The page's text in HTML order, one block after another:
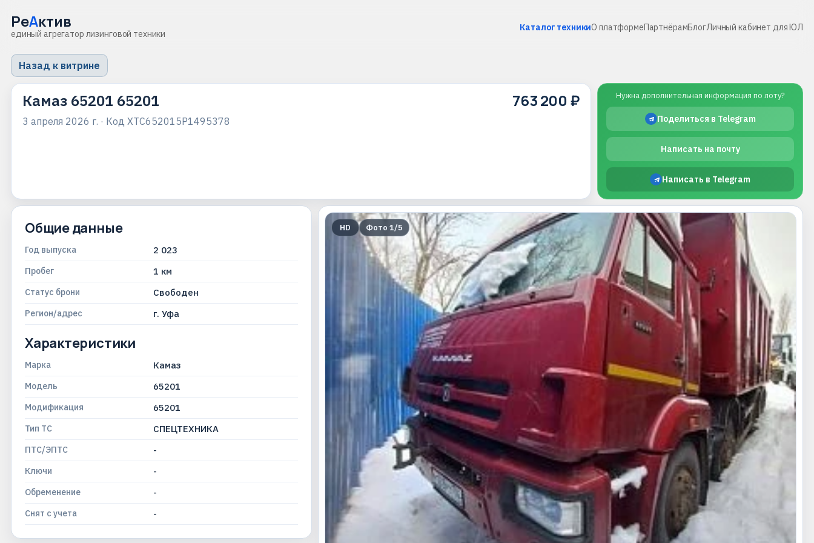
РеАктив
единый агрегатор лизинговой техники
Каталог техникиО платформеПартнёрамБлогЛичный кабинет для ЮЛ
Назад к витрине
Камаз 65201 65201
3 апреля 2026 г. · Код XTC652015P1495378
763 200 ₽ Нужна дополнительная информация по лоту?
Поделиться в Telegram
Написать на почту
Написать в Telegram
Общие данные
Год выпуска 2 023
Пробег 1 км
Статус брони Свободен
Регион/адрес г. Уфа
Характеристики
Марка Камаз
Модель 65201
Модификация 65201
Тип ТС СПЕЦТЕХНИКА
ПТС/ЭПТС -
Ключи -
Обременение -
Снят с учета -
HD Фото1/5